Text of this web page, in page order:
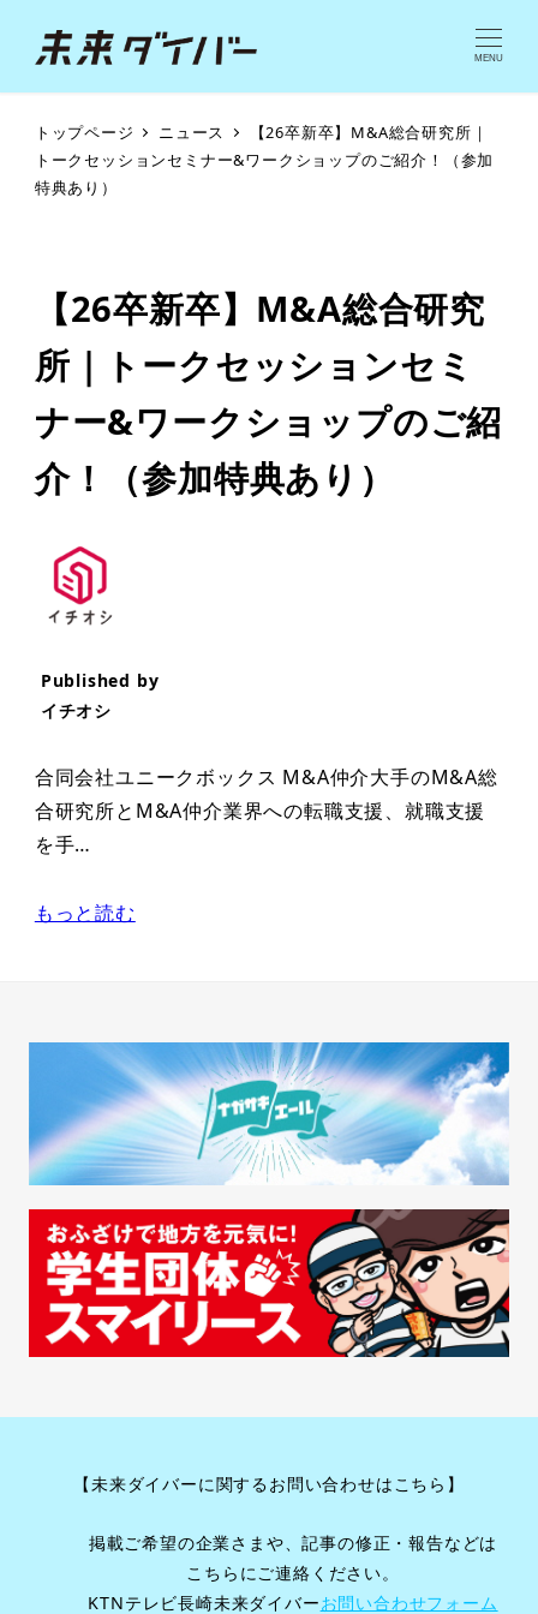
MENU
トップページ ニュース
【26卒新卒】M&A総合研究所｜
トークセッションセミナー&ワークショップのご紹介！（参加
特典あり）
【26卒新卒】M&A総合研究
所｜トークセッションセミ
ナー&ワークショップのご紹
介！（参加特典あり）
Published by
イチオシ
合同会社ユニークボックス M&A仲介大手のM&A総
合研究所とM&A仲介業界への転職支援、就職支援
を手…
もっと読む
【未来ダイバーに関するお問い合わせはこちら】
掲載ご希望の企業さまや、記事の修正・報告などは
こちらにご連絡ください。
KTNテレビ長崎未来ダイバーお問い合わせフォーム